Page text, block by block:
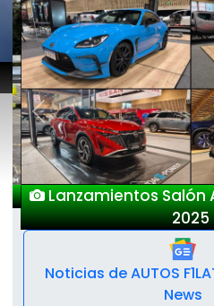
Lanzamientos Salón
2025
Previous
Noticias de AUTOS
News